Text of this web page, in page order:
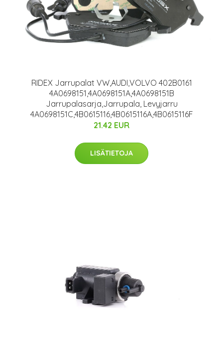
RIDEX Jarrupalat VW,AUDI,VOLVO 402B0161
4A0698151,4A0698151A,4A0698151B
Jarrupalasarja,Jarrupala, Levyjarru
4A0698151C,4B0615116,4B0615116A,4B0615116F
21.42 EUR
LISÄTIETOJA